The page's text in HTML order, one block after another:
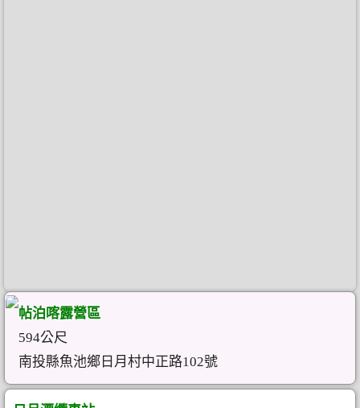
帖泊喀露營區
594公尺
南投縣魚池鄉日月村中正路102號